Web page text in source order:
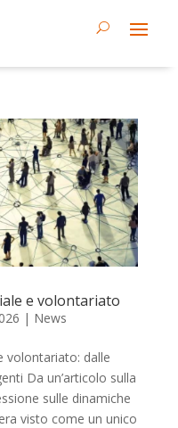
e volontariato
| News
volontariato: dalle
Da un’articolo sulla
sulle dinamiche
visto come un unico